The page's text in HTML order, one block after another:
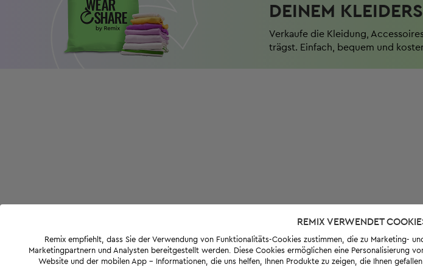
DEINEM
Verkaufe die Kleidung,
trägst. Einfach, bequem und
REMIX VERWENDET
Remix empfiehlt, dass Sie der Verwendung von Funktionalitäts-Cookies zustimmen, die zu Marketing-
Marketingpartnern und Analysten bereitgestellt werden. Diese Cookies ermöglichen eine Personalisierung
Website und der mobilen App - Informationen, die uns helfen, Ihnen Produkte zu zeigen, die Ihnen